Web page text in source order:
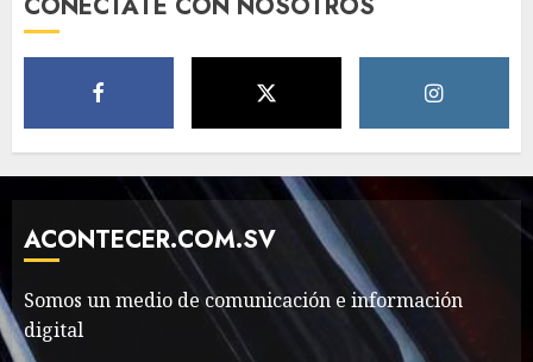
6
Thailand’s extraordinary
cave rescue
7
Valentino Goes
Deliberately Feminine for
Fall 2018
MAYO 16, 2024 766
ACONTECER.COM.SV
Somos un medio de comunicación e información
digital